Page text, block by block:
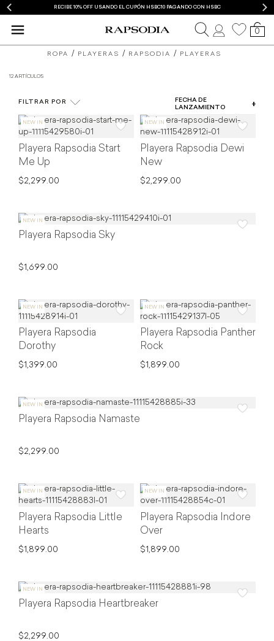
RECIBE 10% OFF USANDO EL CUPÓN HSBC10 PAGANDO CON HSBC
0
playeras
de
moda
blusas
y
camisas
de
mujer
Rapsodia
ROPA PLAYERAS RAPSODIA PLAYERAS
12 ARTÍCULOS
FILTRAR POR
COLOR
TIPO DE PRODUCTO
TALLA
PRECIO
FECHA DE
LANZAMIENTO
Playera Rapsodia Start
Me Up
$2,299.00
Playera Rapsodia Dewi
New
$2,299.00
Playera Rapsodia Sky
$1,699.00
Playera Rapsodia
Dorothy
$1,399.00
Playera Rapsodia Panther
Rock
$1,899.00
Playera Rapsodia Namaste
$2,299.00
Playera Rapsodia Little
Hearts
$1,899.00
Playera Rapsodia Indore
Over
$1,899.00
Playera Rapsodia Heartbreaker
$2,299.00